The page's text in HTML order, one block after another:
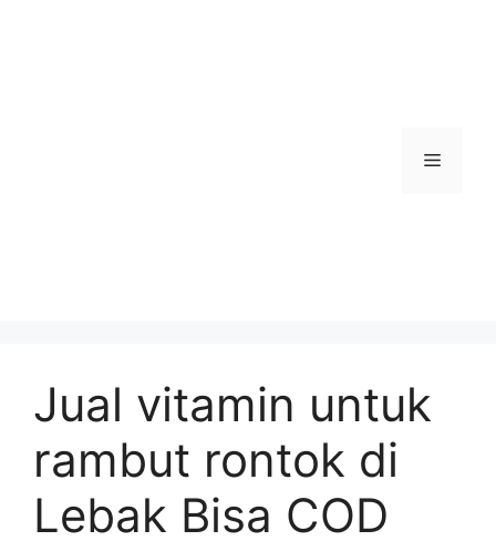
Menu
Jual vitamin untuk
rambut rontok di
Lebak Bisa COD